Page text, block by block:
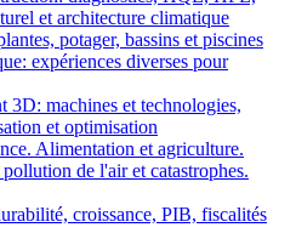
et architecture climatique
potager, bassins et piscines
expériences diverses pour
3D: machines et technologies,
et optimisation
Alimentation et agriculture.
de l'air et catastrophes.
croissance, PIB, fiscalités